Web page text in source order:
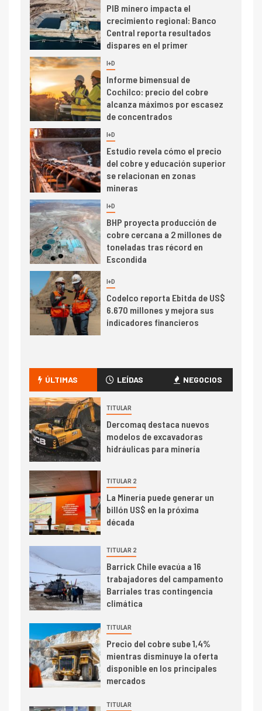
PIB minero impacta el
crecimiento regional: Banco
Central reporta resultados
dispares en el primer
4 I+D
Informe bimensual de
Cochilco: precio del cobre
alcanza máximos por escasez
de concentrados
5 I+D
Estudio revela cómo el precio
del cobre y educación superior
se relacionan en zonas
mineras
6 I+D
BHP proyecta producción de
cobre cercana a 2 millones de
toneladas tras récord en
Escondida
I+D
Codelco reporta Ebitda de US$
6.670 millones y mejora sus
indicadores financieros
camión 100% eléctrico para
transportar cátodos al Puerto
2
Producción minera en mayo de
3
PIB minero impacta el
crecimiento regional: Banco
trimestre
I+D
Informe bimensual de
Cochilco: precio del cobre
alcanza máximos por escasez
5 I+D
Estudio revela cómo el precio
del cobre y educación superior
se relacionan en zonas
mineras
I+D
ÚLTIMAS LEÍDAS NEGOCIOS
TITULAR
Dercomaq destaca nuevos
modelos de excavadoras
hidráulicas para minería
TITULAR 2
La Minería puede generar un
billón US$ en la próxima
década
TITULAR 2
Barrick Chile evacúa a 16
trabajadores del campamento
Barriales tras contingencia
climática
TITULAR
Precio del cobre sube 1,4%
mientras disminuye la oferta
disponible en los principales
mercados
TITULAR